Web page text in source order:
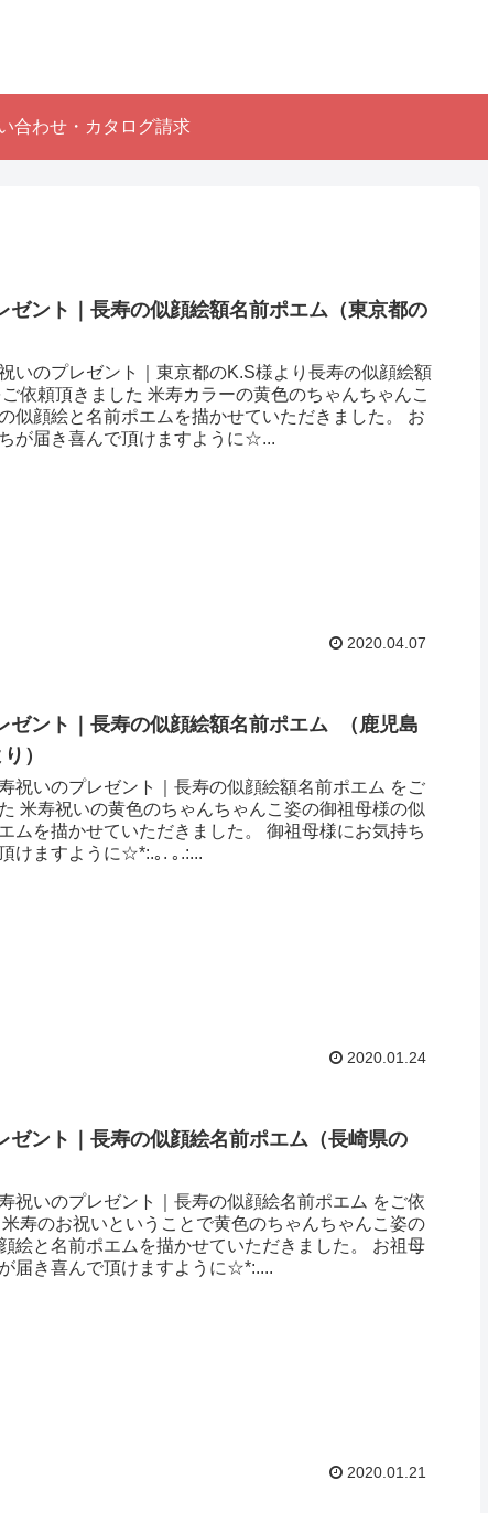
合わせ・カタログ請求
ゼント｜長寿の似顔絵額名前ポエム（東京都の
いのプレゼント｜東京都のK.S様より長寿の似顔絵額
依頼頂きました 米寿カラーの黄色のちゃんちゃんこ
似顔絵と名前ポエムを描かせていただきました。 お
が届き喜んで頂けますように☆...
2020.04.07
ゼント｜長寿の似顔絵額名前ポエム （鹿児島
）
祝いのプレゼント｜長寿の似顔絵額名前ポエム をご
米寿祝いの黄色のちゃんちゃんこ姿の御祖母様の似
ムを描かせていただきました。 御祖母様にお気持ち
けますように☆*:.｡. ｡.:...
2020.01.24
ゼント｜長寿の似顔絵名前ポエム（長崎県の
祝いのプレゼント｜長寿の似顔絵名前ポエム をご依
寿のお祝いということで黄色のちゃんちゃんこ姿の
絵と名前ポエムを描かせていただきました。 お祖母
届き喜んで頂けますように☆*:....
2020.01.21